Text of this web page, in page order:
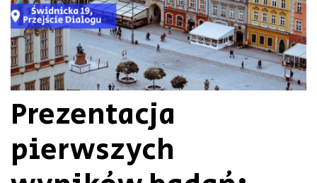
Prezentacja
pierwszych